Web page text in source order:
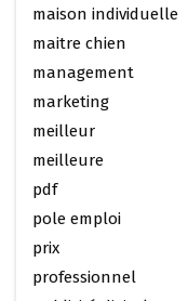
maison individuelle
maitre chien
management
marketing
meilleur
meilleure
pdf
pole emploi
prix
professionnel